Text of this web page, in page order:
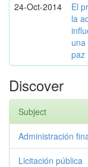
24-Oct-2014
El
la
paz
Discover
Subject
Administración
Licitación pública